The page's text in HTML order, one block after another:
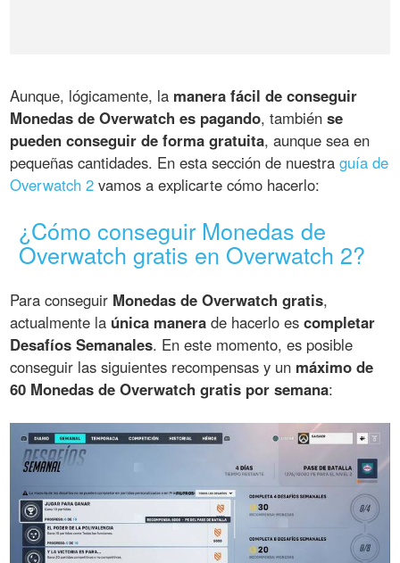
Aunque, lógicamente, la manera fácil de conseguir
Monedas de Overwatch es pagando, tambiénse
pueden conseguir de forma gratuita, aunque sea en
pequeñas cantidades. En esta sección de nuestraguía de
Overwatch 2 vamos a explicarte cómo hacerlo:
¿Cómo conseguir Monedas de
Overwatch gratis en Overwatch 2?
Para conseguir Monedas de Overwatch gratis,
actualmente la única manera de hacerlo escompletar
Desafíos Semanales. En este momento, es posible
conseguir las siguientes recompensas y un máximo de
60 Monedas de Overwatch gratis por semana: